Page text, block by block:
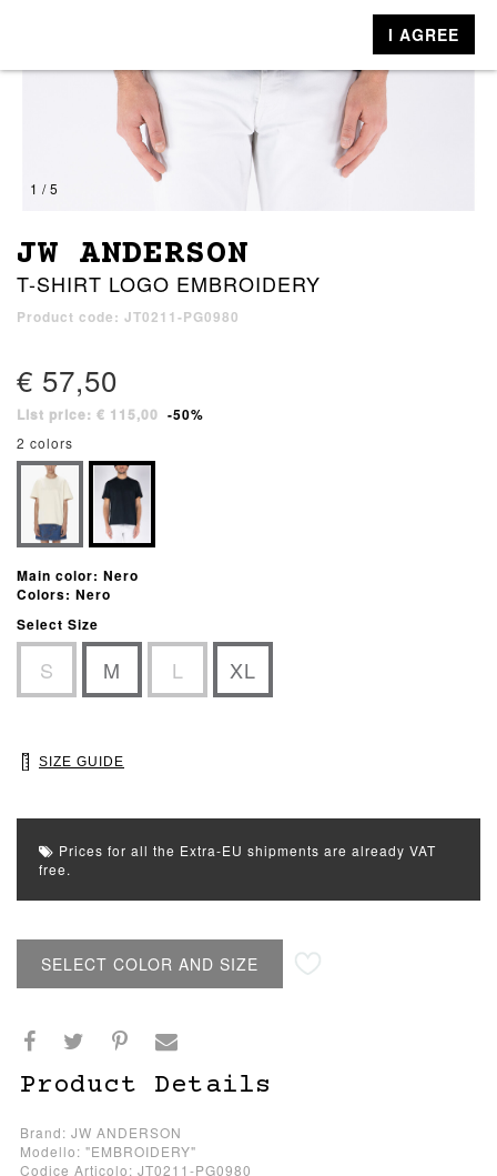
1 / 5
JW ANDERSON
T-SHIRT LOGO EMBROIDERY
Product code: JT0211-PG0980
€ 57,50
List price: € 115,00 -50%
2 colors
Main color: Nero
Colors: Nero
Select Size
S M L XL
SIZE GUIDE
Prices for all the Extra-EU shipments are already VAT
free.
SELECT COLOR AND SIZE
Product Details
Brand: JW ANDERSON
Modello: "EMBROIDERY"
Codice Articolo: JT0211-PG0980
I AGREE